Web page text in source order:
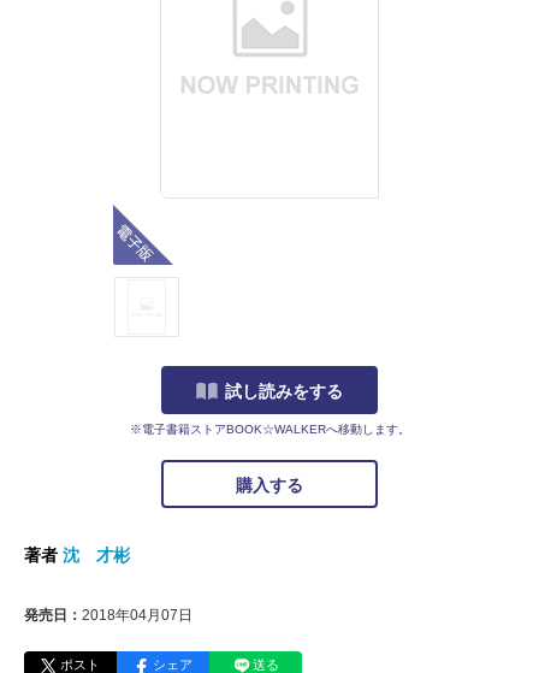
試し読みをする
※電子書籍ストアBOOK☆WALKERへ移動します。
購入する
著者 沈 才彬
発売日： 2018年04月07日
ポスト シェア 送る